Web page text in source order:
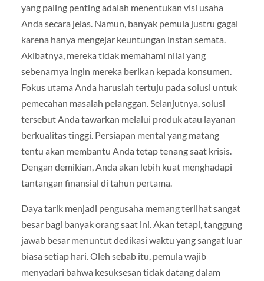
yang paling penting adalah menentukan visi usaha
Anda secara jelas. Namun, banyak pemula justru gagal
karena hanya mengejar keuntungan instan semata.
Akibatnya, mereka tidak memahami nilai yang
sebenarnya ingin mereka berikan kepada konsumen.
Fokus utama Anda haruslah tertuju pada solusi untuk
pemecahan masalah pelanggan. Selanjutnya, solusi
tersebut Anda tawarkan melalui produk atau layanan
berkualitas tinggi. Persiapan mental yang matang
tentu akan membantu Anda tetap tenang saat krisis.
Dengan demikian, Anda akan lebih kuat menghadapi
tantangan finansial di tahun pertama.
Daya tarik menjadi pengusaha memang terlihat sangat
besar bagi banyak orang saat ini. Akan tetapi, tanggung
jawab besar menuntut dedikasi waktu yang sangat luar
biasa setiap hari. Oleh sebab itu, pemula wajib
menyadari bahwa kesuksesan tidak datang dalam